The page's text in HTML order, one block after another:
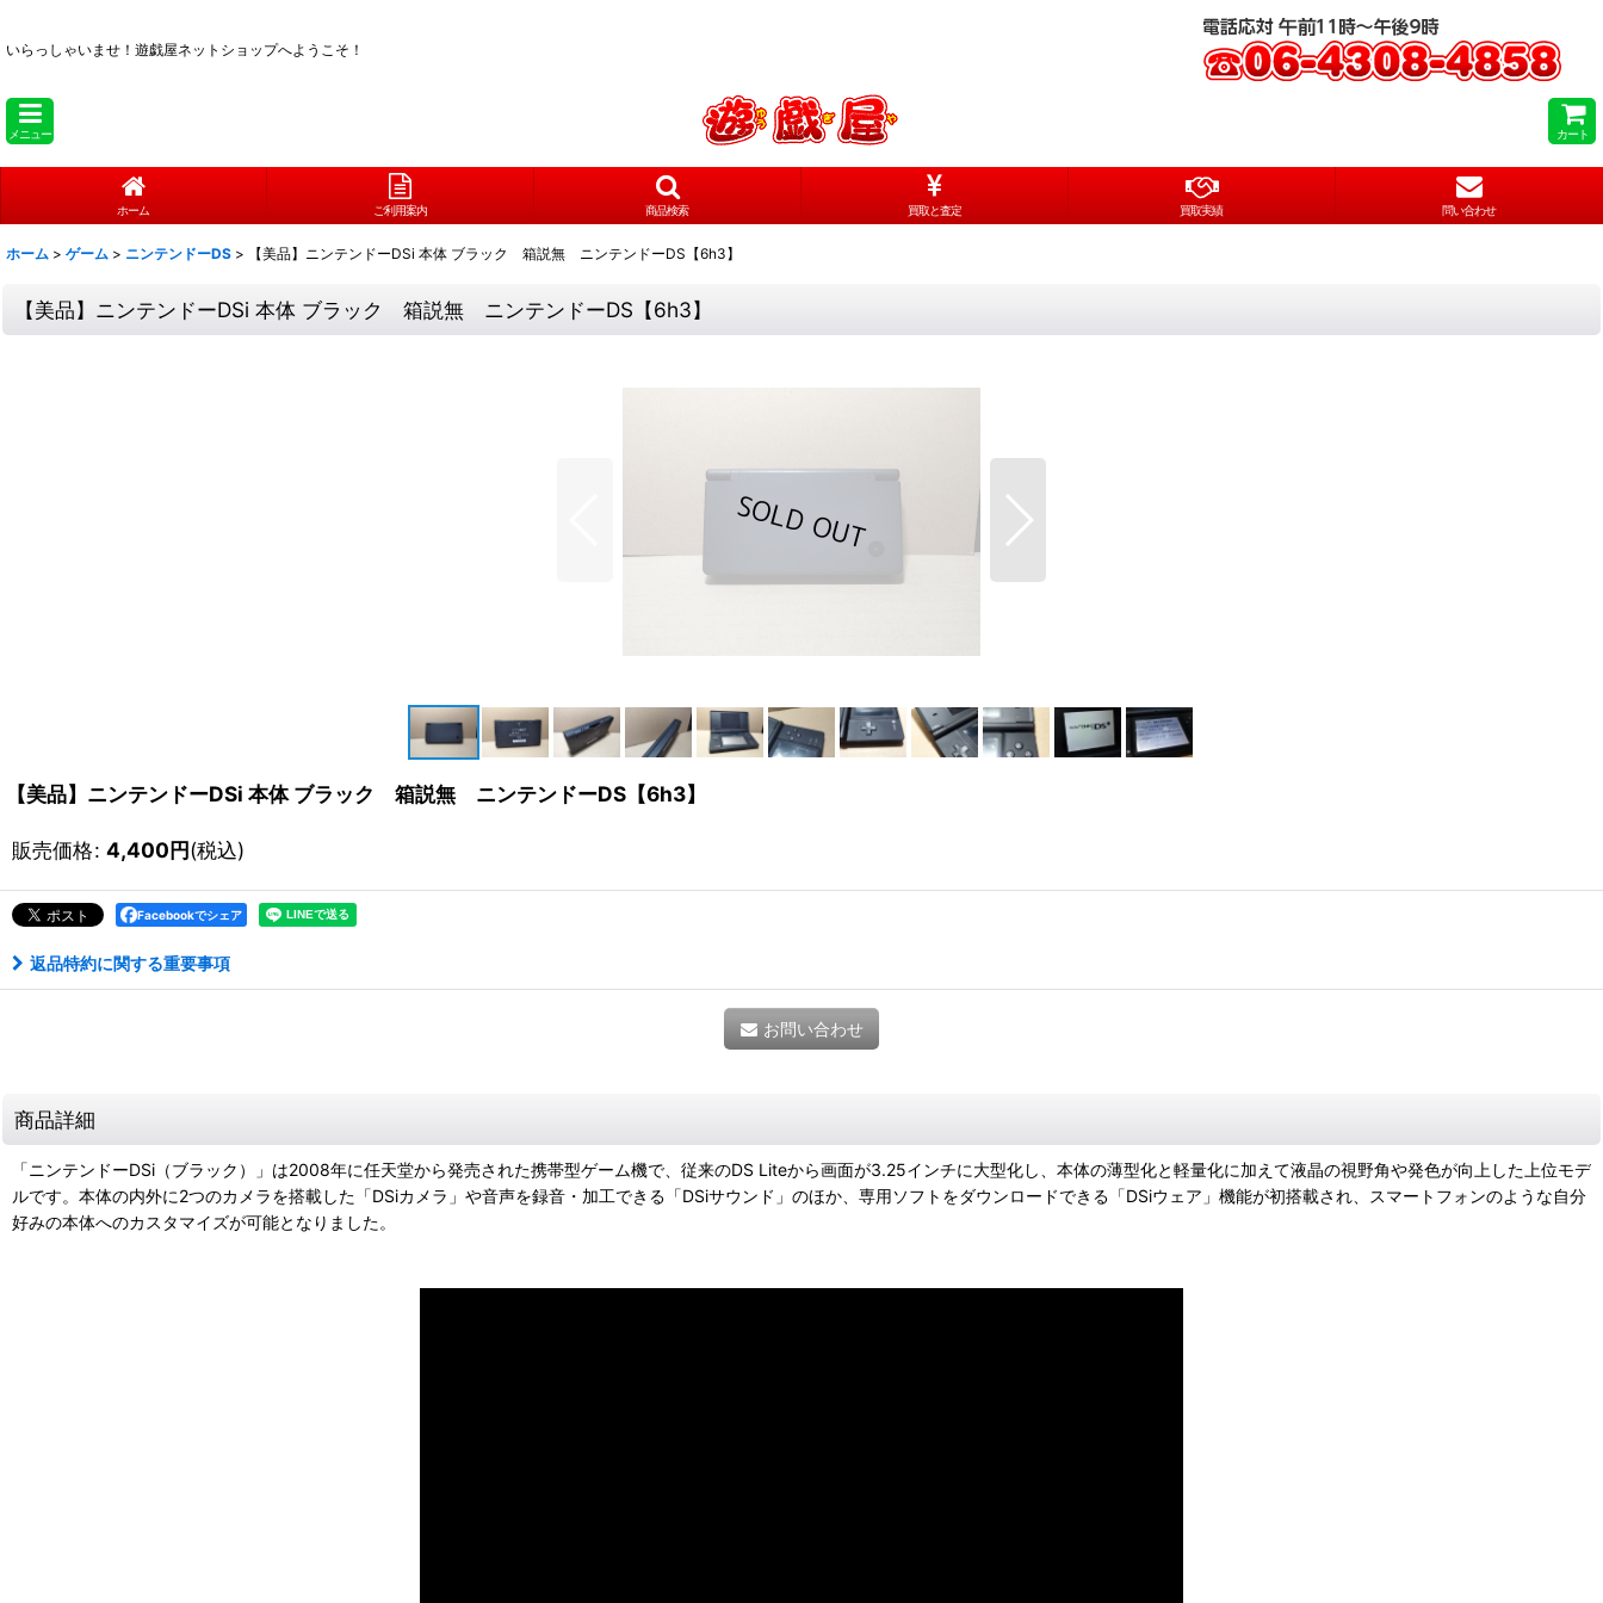
いらっしゃいませ！ 遊戯屋ネットショップへようこそ！
メニュー カート
ホーム ご利用案内 商品検索 買取と査定 買取実績 問い合わせ
ホーム > ゲーム > ニンテンドーDS > 【美品】ニンテンドーDSi 本体 ブラック 箱説無 ニンテンドーDS【6h3】
【美品】ニンテンドーDSi 本体 ブラック 箱説無 ニンテンドーDS【6h3】
【美品】ニンテンドーDSi 本体 ブラック 箱説無 ニンテンドーDS【6h3】
販売価格: 4,400円(税込)
Facebookでシェア
返品特約に関する重要事項
お問い合わせ
商品詳細
「ニンテンドーDSi（ブラック）」は2008年に任天堂から発売された携帯型ゲーム機で、従来のDS Liteから画面が3.25インチに大型化し、本体の薄型化と軽量化に加えて液晶の視野角や発色が向上した上位モデ
ルです。本体の内外に2つのカメラを搭載した「DSiカメラ」や音声を録音・加工できる「DSiサウンド」のほか、専用ソフトをダウンロードできる「DSiウェア」機能が初搭載され、スマートフォンのような自分
好みの本体へのカスタマイズが可能となりました。